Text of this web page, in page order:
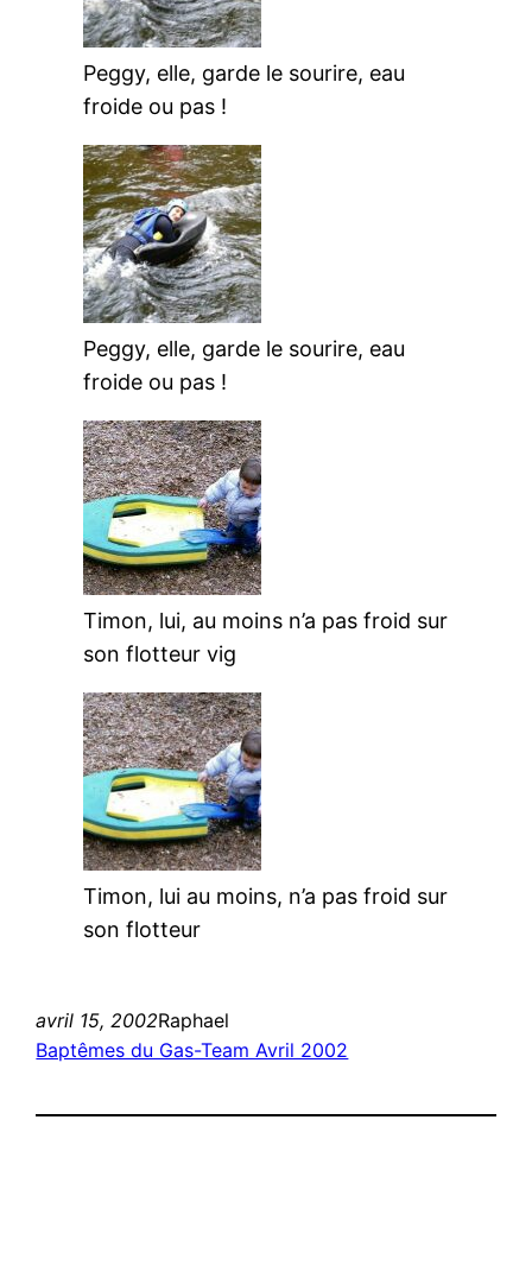
Peggy, elle, garde le sourire, eau
froide ou pas !
Peggy, elle, garde le sourire, eau
froide ou pas !
Timon, lui, au moins n’a pas froid sur
son flotteur vig
Timon, lui au moins, n’a pas froid sur
son flotteur
avril 15, 2002Raphael
Baptêmes du Gas-Team Avril 2002